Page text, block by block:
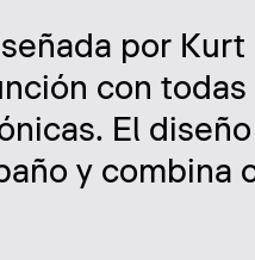
por
con
El
y combina